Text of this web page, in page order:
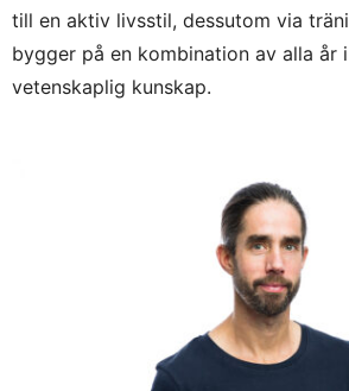
till en aktiv livsstil, dessutom via
bygger på en kombination av alla år
vetenskaplig kunskap.